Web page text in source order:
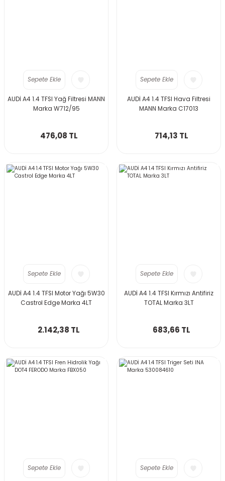
Sepete Ekle
AUDİ A4 1.4 TFSI Yağ Filtresi MANN
Marka W712/95
476,08 TL
Sepete Ekle
AUDİ A4 1.4 TFSI Hava Filtresi
MANN Marka C17013
714,13 TL
Sepete Ekle
AUDİ A4 1.4 TFSI Motor Yağı 5W30
Castrol Edge Marka 4LT
2.142,38 TL
Sepete Ekle
AUDİ A4 1.4 TFSI Kırmızı Antifiriz
TOTAL Marka 3LT
683,66 TL
Sepete Ekle Sepete Ekle